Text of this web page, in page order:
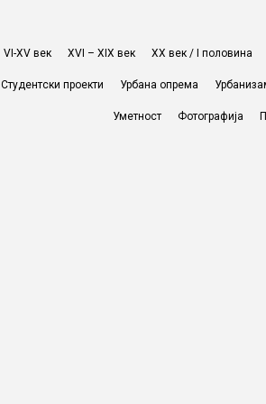
VI-XV век XVI – XIX век ХХ век / I половина
Студентски проекти Урбана опрема
Уметност Фотографија